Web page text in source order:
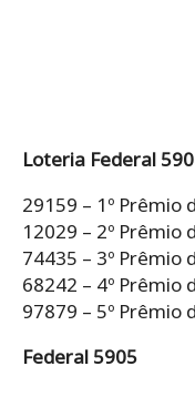
Loteria Federal
29159 – 1º Prêmio
12029 – 2º Prêmio
74435 – 3º Prêmio
68242 – 4º Prêmio
97879 – 5º Prêmio
Federal 5905